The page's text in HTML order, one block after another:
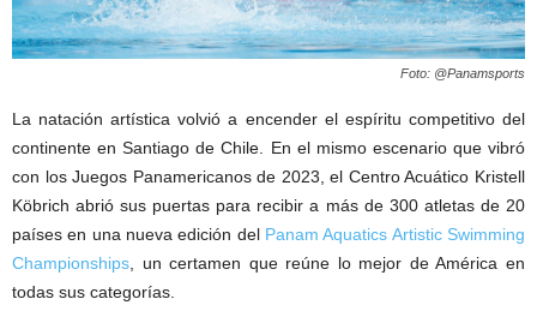
Foto: @Panamsports
La natación artística volvió a encender el espíritu competitivo del
continente en Santiago de Chile. En el mismo escenario que vibró
con los Juegos Panamericanos de 2023, el Centro Acuático Kristell
Köbrich abrió sus puertas para recibir a más de 300 atletas de 20
países en una nueva edición del Panam Aquatics Artistic Swimming
Championships, un certamen que reúne lo mejor de América en
todas sus categorías.